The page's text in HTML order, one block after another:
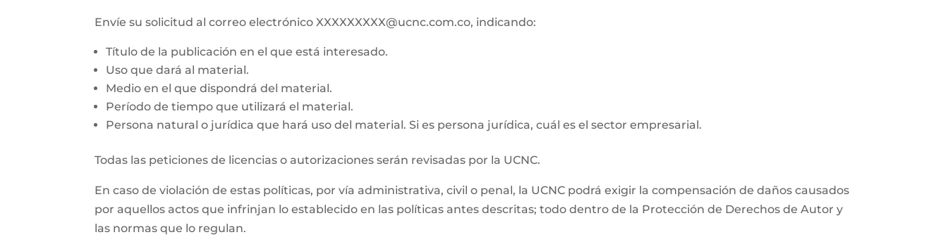
Envíe su solicitud al correo electrónico XXXXXXXXX@ucnc.com.co, indicando:
Título de la publicación en el que está interesado.
Uso que dará al material.
Medio en el que dispondrá del material.
Período de tiempo que utilizará el material.
Persona natural o jurídica que hará uso del material. Si es persona jurídica, cuál es el sector empresarial.
Todas las peticiones de licencias o autorizaciones serán revisadas por la UCNC.
En caso de violación de estas políticas, por vía administrativa, civil o penal, la UCNC podrá exigir la compensación de daños causados
por aquellos actos que infrinjan lo establecido en las políticas antes descritas; todo dentro de la Protección de Derechos de Autor y
las normas que lo regulan.